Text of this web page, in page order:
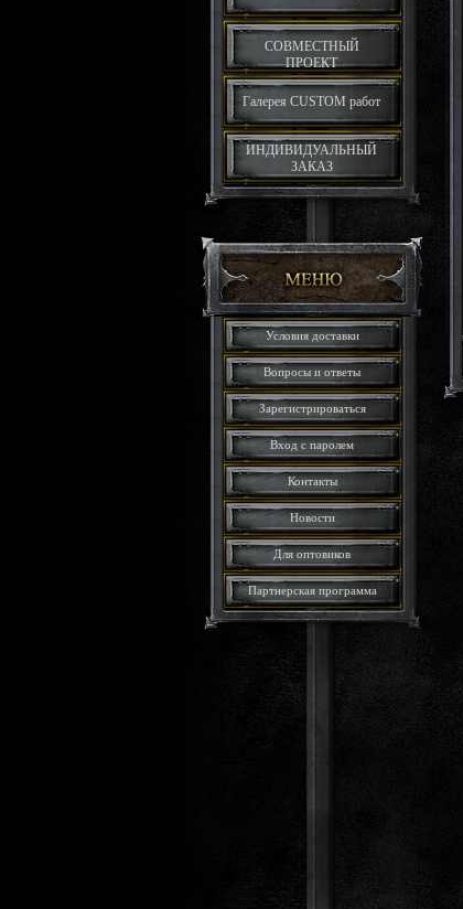
СОВМЕСТНЫЙ
ПРОЕКТ
Галерея CUSTOM работ
ИНДИВИДУАЛЬНЫЙ
ЗАКАЗ
Условия доставки
Вопросы и ответы
Зарегистрироваться
Вход с паролем
Контакты
Новости
Для оптовиков
Партнерская программа